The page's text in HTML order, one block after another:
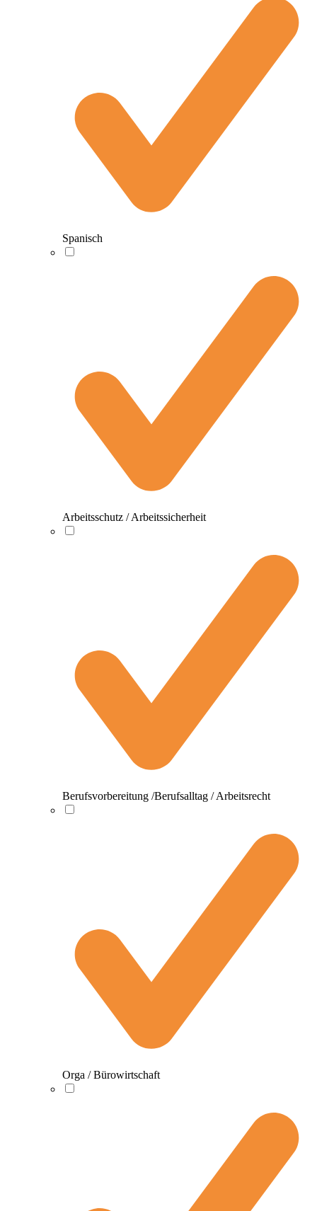
Spanisch
Arbeitsschutz / Arbeitssicherheit
Berufsvorbereitung /Berufsalltag / Arbeitsrecht
Orga / Bürowirtschaft